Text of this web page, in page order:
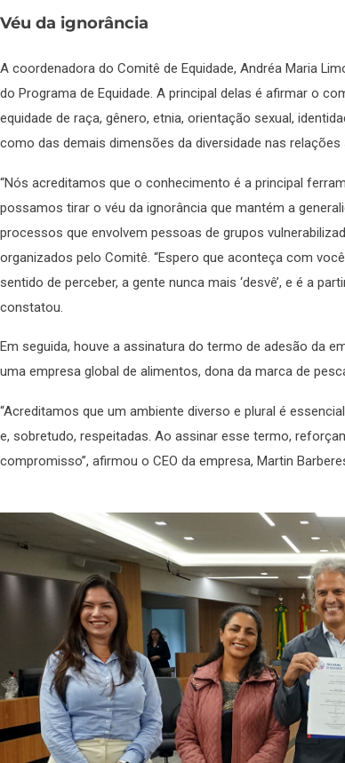
Véu da ignorância
A coordenadora do Comitê de Equidade, Andréa Maria
do Programa de Equidade. A principal delas é afirmar o
equidade de raça, gênero, etnia, orientação sexual,
como das demais dimensões da diversidade nas
“Nós acreditamos que o conhecimento é a principal
possamos tirar o véu da ignorância que mantém a
processos que envolvem pessoas de grupos
organizados pelo Comitê. “Espero que aconteça com
sentido de perceber, a gente nunca mais ‘desvê’, e é a
constatou.
Em seguida, houve a assinatura do termo de adesão da
uma empresa global de alimentos, dona da marca de
“Acreditamos que um ambiente diverso e plural é
e, sobretudo, respeitadas. Ao assinar esse termo,
compromisso”, afirmou o CEO da empresa, Martin